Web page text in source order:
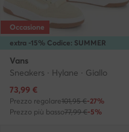
extra -15% Codice: SUMMER
Occasione
Vans
Sneakers · Hylane · Giallo
Prezzo attuale
73,99 €
Prezzo regolare101,95 €-27%
Prezzo più basso77,99 €-5%